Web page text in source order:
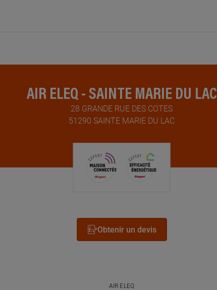
AIR ELEQ - SAINTE MARIE DU LAC
28 GRANDE RUE DES COTES
51290 SAINTE MARIE DU LAC
Obtenir un devis
AIR ELEQ